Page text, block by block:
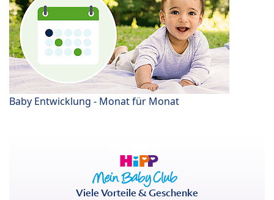
Baby Entwicklung - Monat für Monat
Viele Vorteile & Geschenke